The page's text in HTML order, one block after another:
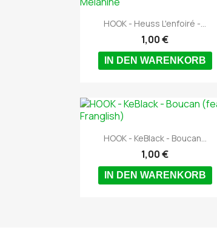
 Vorschau
HOOK - Heuss L'enfoiré -...
1,00 €
IN DEN WARENKORB
 Vorschau
HOOK - KeBlack - Boucan...
1,00 €
IN DEN WARENKORB